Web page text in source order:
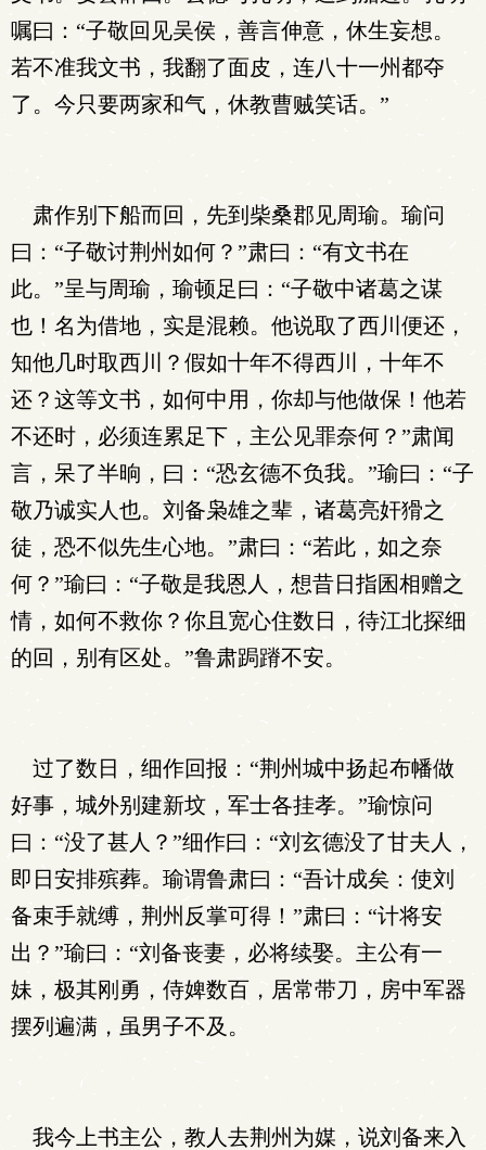
嘱曰：“子敬回见吴侯，善言伸意，休生妄想。
若不准我文书，我翻了面皮，连八十一州都夺
了。今只要两家和气，休教曹贼笑话。”
肃作别下船而回，先到柴桑郡见周瑜。瑜问
曰：“子敬讨荆州如何？”肃曰：“有文书在
此。”呈与周瑜，瑜顿足曰：“子敬中诸葛之谋
也！名为借地，实是混赖。他说取了西川便还，
知他几时取西川？假如十年不得西川，十年不
还？这等文书，如何中用，你却与他做保！他若
不还时，必须连累足下，主公见罪奈何？”肃闻
言，呆了半晌，曰：“恐玄德不负我。”瑜曰：“子
敬乃诚实人也。刘备枭雄之辈，诸葛亮奸猾之
徒，恐不似先生心地。”肃曰：“若此，如之奈
何？”瑜曰：“子敬是我恩人，想昔日指囷相赠之
情，如何不救你？你且宽心住数日，待江北探细
的回，别有区处。”鲁肃跼蹐不安。
过了数日，细作回报：“荆州城中扬起布幡做
好事，城外别建新坟，军士各挂孝。”瑜惊问
曰：“没了甚人？”细作曰：“刘玄德没了甘夫人，
即日安排殡葬。瑜谓鲁肃曰：“吾计成矣：使刘
备束手就缚，荆州反掌可得！”肃曰：“计将安
出？”瑜曰：“刘备丧妻，必将续娶。主公有一
妹，极其刚勇，侍婢数百，居常带刀，房中军器
摆列遍满，虽男子不及。
我今上书主公，教人去荆州为媒，说刘备来入